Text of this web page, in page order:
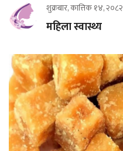
शुक्रबार, कात्तिक १४, २०८२
महिला स्वास्थ्य